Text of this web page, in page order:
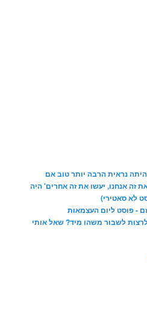
נראית הרבה יותר טוב אם
זה אנחנו, יעשו את זה אחרים' היה
לא סאטירי)
- פוסט ליום העצמאות
לשבור משהו מיד? שאל אותי